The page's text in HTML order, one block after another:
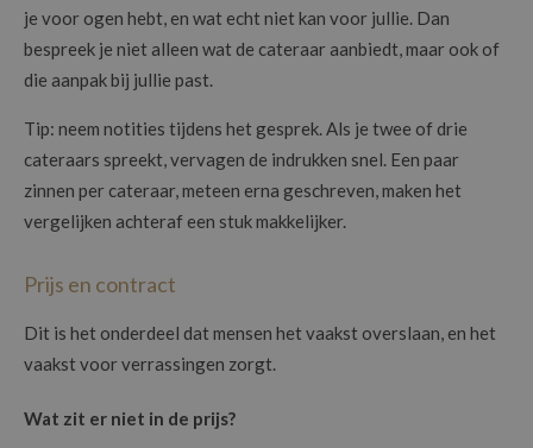
je voor ogen hebt, en wat echt niet kan voor jullie. Dan
bespreek je niet alleen wat de cateraar aanbiedt, maar ook of
die aanpak bij jullie past.
Tip: neem notities tijdens het gesprek. Als je twee of drie
cateraars spreekt, vervagen de indrukken snel. Een paar
zinnen per cateraar, meteen erna geschreven, maken het
vergelijken achteraf een stuk makkelijker.
Prijs en contract
Dit is het onderdeel dat mensen het vaakst overslaan, en het
vaakst voor verrassingen zorgt.
Wat zit er niet in de prijs?